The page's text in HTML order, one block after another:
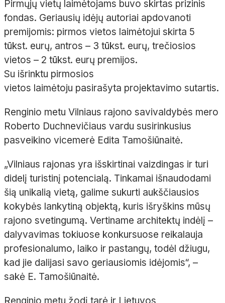
Pirmųjų vietų laimėtojams buvo skirtas prizinis
fondas. Geriausių idėjų autoriai apdovanoti
premijomis: pirmos vietos laimėtojui skirta 5
tūkst. eurų, antros – 3 tūkst. eurų, trečiosios
vietos – 2 tūkst. eurų premijos.
Su išrinktu pirmosios
vietos laimėtoju pasirašyta projektavimo sutartis.
Renginio metu Vilniaus rajono savivaldybės mero
Roberto Duchnevičiaus vardu susirinkusius
pasveikino vicemerė Edita Tamošiūnaitė.
„Vilniaus rajonas yra išskirtinai vaizdingas ir turi
didelį turistinį potencialą. Tinkamai išnaudodami
šią unikalią vietą, galime sukurti aukščiausios
kokybės lankytiną objektą, kuris išryškins mūsų
rajono svetingumą. Vertiname architektų indėlį –
dalyvavimas tokiuose konkursuose reikalauja
profesionalumo, laiko ir pastangų, todėl džiugu,
kad jie dalijasi savo geriausiomis idėjomis“, –
sakė E. Tamošiūnaitė.